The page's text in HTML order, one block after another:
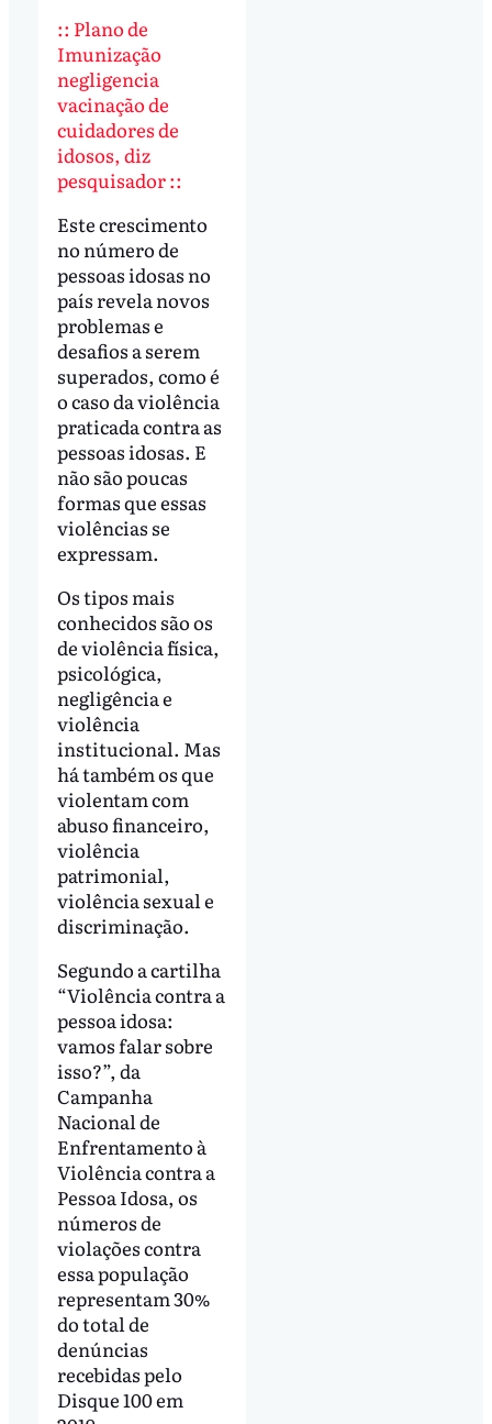
:: Plano de
Imunização
negligencia
vacinação de
cuidadores de
idosos, diz
pesquisador ::
Este crescimento
no número de
pessoas idosas no
país revela novos
problemas e
desafios a serem
superados, como é
o caso da violência
praticada contra as
pessoas idosas. E
não são poucas
formas que essas
violências se
expressam.
Os tipos mais
conhecidos são os
de violência física,
psicológica,
negligência e
violência
institucional. Mas
há também os que
violentam com
abuso financeiro,
violência
patrimonial,
violência sexual e
discriminação.
Segundo a cartilha
“Violência contra a
pessoa idosa:
vamos falar sobre
isso?”, da
Campanha
Nacional de
Enfrentamento à
Violência contra a
Pessoa Idosa, os
números de
violações contra
essa população
representam 30%
do total de
denúncias
recebidas pelo
Disque 100 em